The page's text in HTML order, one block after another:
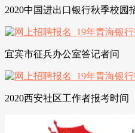
2020中国进出口银行秋季校园
宜宾市征兵办公室答记者问
2020西安社区工作者报考时间